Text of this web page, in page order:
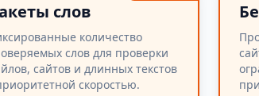
слов
количество
слов для проверки
сайтов и длинных текстов
скоростью.